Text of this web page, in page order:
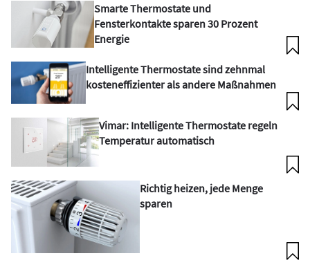
Smarte Thermostate und
Fensterkontakte sparen 30 Prozent
Energie
Intelligente Thermostate sind zehnmal
kosteneffizienter als andere Maßnahmen
Vimar: Intelligente Thermostate regeln
Temperatur automatisch
Richtig heizen, jede Menge
sparen